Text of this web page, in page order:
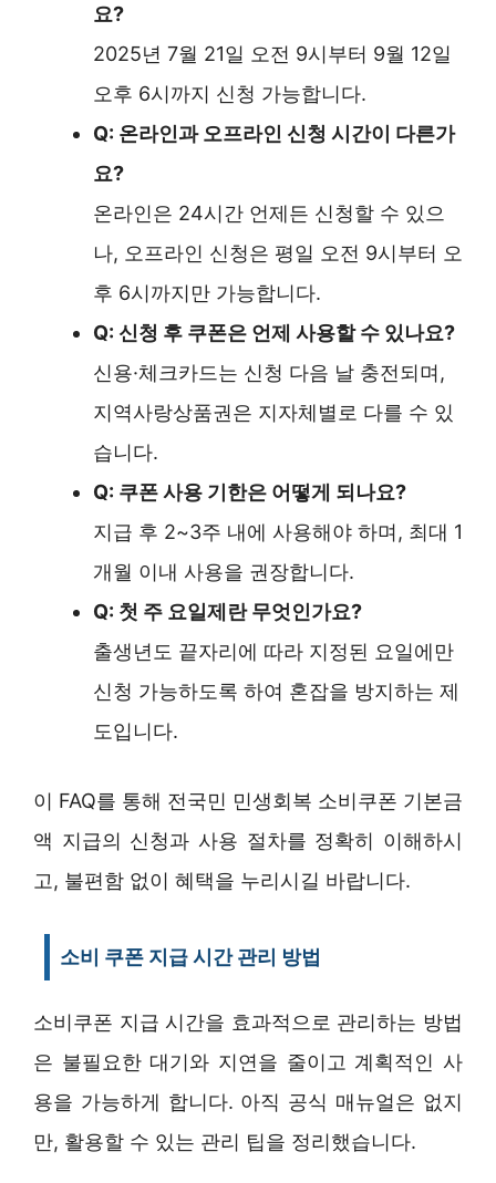
요?
2025년 7월 21일 오전 9시부터 9월 12일
오후 6시까지 신청 가능합니다.
Q: 온라인과 오프라인 신청 시간이 다른가
요?
온라인은 24시간 언제든 신청할 수 있으
나, 오프라인 신청은 평일 오전 9시부터 오
후 6시까지만 가능합니다.
Q: 신청 후 쿠폰은 언제 사용할 수 있나요?
신용·체크카드는 신청 다음 날 충전되며,
지역사랑상품권은 지자체별로 다를 수 있
습니다.
Q: 쿠폰 사용 기한은 어떻게 되나요?
지급 후 2~3주 내에 사용해야 하며, 최대 1
개월 이내 사용을 권장합니다.
Q: 첫 주 요일제란 무엇인가요?
출생년도 끝자리에 따라 지정된 요일에만
신청 가능하도록 하여 혼잡을 방지하는 제
도입니다.
이 FAQ를 통해 전국민 민생회복 소비쿠폰 기본금
액 지급의 신청과 사용 절차를 정확히 이해하시
고, 불편함 없이 혜택을 누리시길 바랍니다.
소비 쿠폰 지급 시간 관리 방법
소비쿠폰 지급 시간을 효과적으로 관리하는 방법
은 불필요한 대기와 지연을 줄이고 계획적인 사
용을 가능하게 합니다. 아직 공식 매뉴얼은 없지
만, 활용할 수 있는 관리 팁을 정리했습니다.